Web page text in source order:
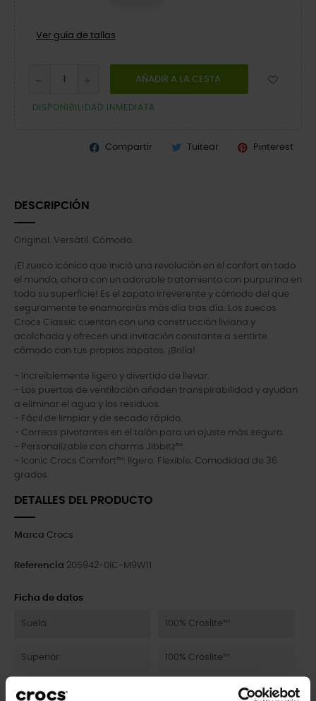
Ver guía de tallas
AÑADIR A LA CESTA
DISPONIBILIDAD INMEDIATA
Compartir Tuitear Pinterest
DESCRIPCIÓN
Original. Versátil. Cómodo.
¡El zueco icónico que inició una revolución en el confort en todo
el mundo, ahora con un adorable tratamiento con purpurina en
toda su superficie! Es el zapato irreverente y cómodo del que
seguramente te enamorarás más día tras día. Los zuecos
Crocs Classic cuentan con una construcción liviana y
acolchada y ofrecen una invitación constante a sentirte
cómodo con tus propios zapatos. ¡Brilla!
- Increíblemente ligero y divertido de llevar.
- Los puertos de ventilación añaden transpirabilidad y ayudan
a eliminar el agua y los residuos.
- Fácil de limpiar y de secado rápido.
- Correas pivotantes en el talón para un ajuste más seguro.
- Personalizable con charms Jibbitz™.
- Iconic Crocs Comfort™: ligero. Flexible. Comodidad de 36
grados.
DETALLES DEL PRODUCTO
Marca Crocs
Referencia 205942-0IC-M9W11
Ficha de datos
Suela 100% Croslite™
Superior 100% Croslite™
Interior